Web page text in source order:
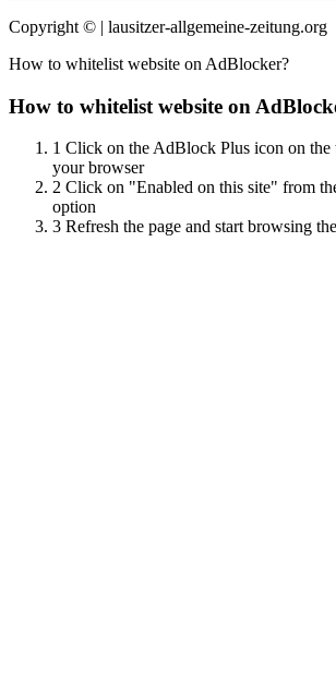
Copyright © | lausitzer-allgemeine-zeitung.org
How to whitelist website on AdBlocker?
How to whitelist website on
1 Click on the AdBlock Plus icon on the
your browser
2 Click on "Enabled on this site" from
option
3 Refresh the page and start browsing